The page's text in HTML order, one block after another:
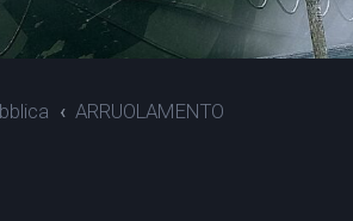
ARRUOLAMENTO